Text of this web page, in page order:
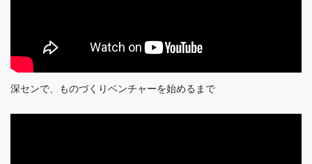
深センで、ものづくりベンチャーを始めるまで